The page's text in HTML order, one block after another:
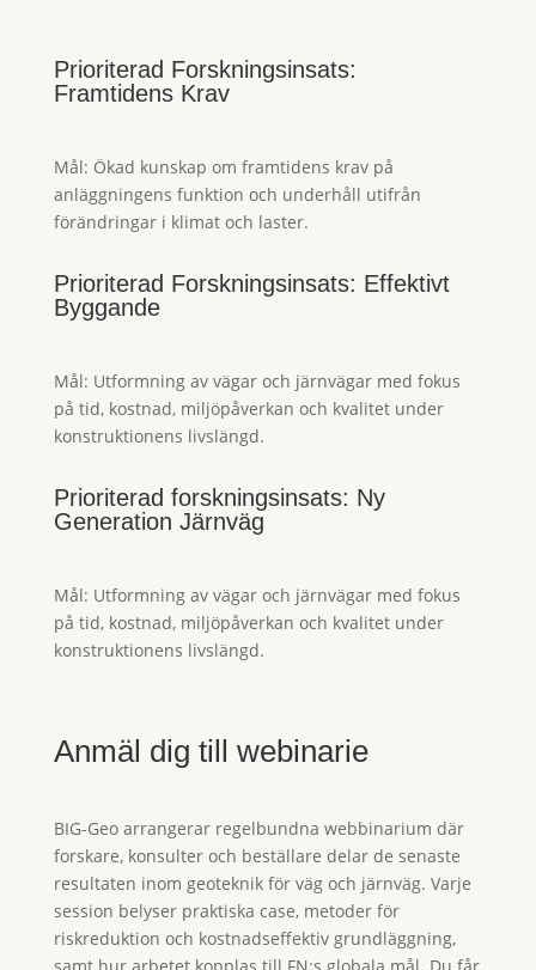
Prioriterad Forskningsinsats:
Framtidens Krav
Mål: Ökad kunskap om framtidens krav på
anläggningens funktion och underhåll utifrån
förändringar i klimat och laster.
Prioriterad Forskningsinsats: Effektivt
Byggande
Mål: Utformning av vägar och järnvägar med fokus
på tid, kostnad, miljöpåverkan och kvalitet under
konstruktionens livslängd.
Prioriterad forskningsinsats: Ny
Generation Järnväg
Mål: Utformning av vägar och järnvägar med fokus
på tid, kostnad, miljöpåverkan och kvalitet under
konstruktionens livslängd.
Anmäl dig till webinarie
BIG-Geo arrangerar regelbundna webbinarium där
forskare, konsulter och beställare delar de senaste
resultaten inom geoteknik för väg och järnväg. Varje
session belyser praktiska case, metoder för
riskreduktion och kostnadseffektiv grundläggning,
samt hur arbetet kopplas till FN:s globala mål. Du får